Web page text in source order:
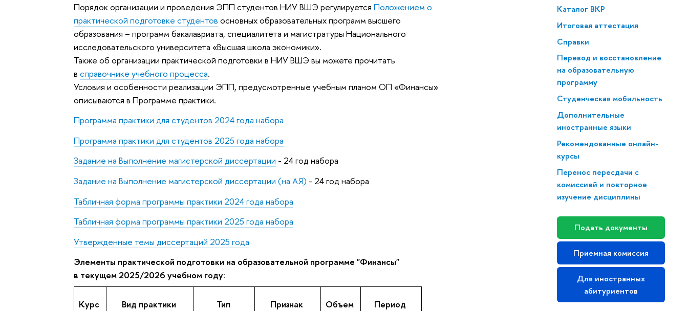
Каталог ВКР
Итоговая аттестация
Справки
Перевод и восстановление
на образовательную
программу
Студенческая мобильность
Дополнительные
иностранные языки
Рекомендованные онлайн-
курсы
Перенос пересдачи с
комиссией и повторное
изучение дисциплины
Подать документы
Приемная комиссия
Для иностранных
абитуриентов
Порядок организации и проведения ЭПП студентов НИУ ВШЭ регулируетсяПоложением о
практической подготовке студентов основных образовательных программ высшего
образования – программ бакалавриата, специалитета и магистратуры Национального
исследовательского университета «Высшая школа экономики».
Также об организации практической подготовки в НИУ ВШЭ вы можете прочитать
всправочнике учебного процесса.
Условия и особенности реализации ЭПП, предусмотренные учебным планом ОП «Финансы»
описываются в Программе практики.
Программа практики для студентов 2024 года набора
Программа практики для студентов 2025 года набора
Задание на Выполнение магистерской диссертации - 24 год набора
Задание на Выполнение магистерской диссертации (на АЯ) - 24 год набора
Табличная форма программы практики 2024 года набора
Табличная форма программы практики 2025 года набора
Утвержденные темы диссертаций 2025 года
Элементы практической подготовки на образовательной программе "Финансы"
в текущем 2025/2026 учебном году:
Курс Вид практики
Тип
Признак
Объем
Период